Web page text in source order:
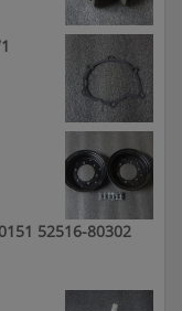
52516-80302